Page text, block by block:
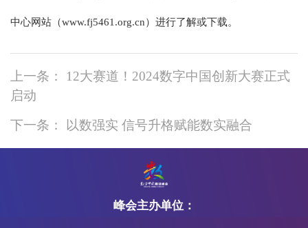
中心网站（www.fj5461.org.cn）进行了解或下载。
上一条： 12大赛道！2024数字中国创新大赛正式
启动
下一条： 以数强实 信号升格赋能数实融合
峰会主办单位：